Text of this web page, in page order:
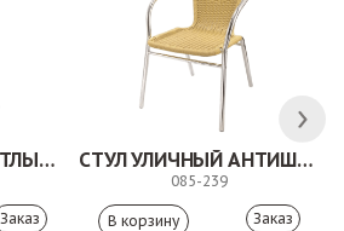
СТУЛ МИЛВУД СВЕТЛЫЙ ШЕЛК
Заказ
СТУЛ УЛИЧНЫЙ АНТИШОН
085-239
Заказ